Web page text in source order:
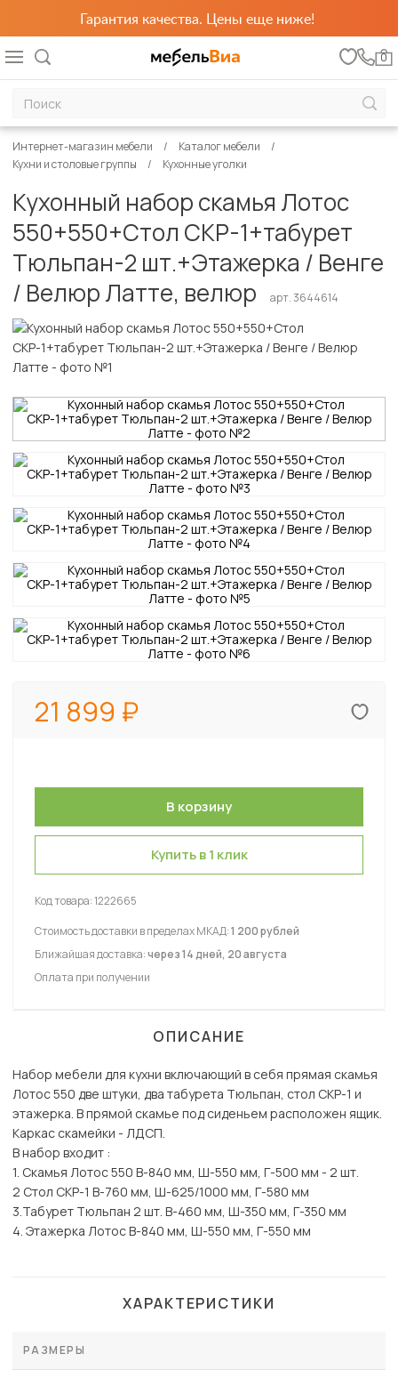
Гарантия качества. Цены еще ниже!
0
Интернет-магазин мебели
Каталог мебели
Кухни и столовые группы
Кухонные уголки
Кухонный набор скамья Лотос
550+550+Стол СКР-1+табурет
Тюльпан-2 шт.+Этажерка / Венге
/ Велюр Латте, велюр
арт. 3644614
21 899
Купить в 1 клик
Код товара:1222665
Стоимость доставки в пределах МКАД:1 200 рублей
Ближайшая доставка:через 14 дней, 20 августа
Оплата при получении
ОПИСАНИЕ
Набор мебели для кухни включающий в себя прямая скамья
Лотос 550 две штуки, два табурета Тюльпан, стол СКР-1 и
этажерка. В прямой скамье под сиденьем расположен ящик.
Каркас скамейки - ЛДСП.
В набор входит :
1. Скамья Лотос 550 В-840 мм, Ш-550 мм, Г-500 мм - 2 шт.
2 Стол СКР-1 В-760 мм, Ш-625/1000 мм, Г-580 мм
3.Табурет Тюльпан 2 шт. В-460 мм, Ш-350 мм, Г-350 мм
4. Этажерка Лотос В-840 мм, Ш-550 мм, Г-550 мм
ХАРАКТЕРИСТИКИ
РАЗМЕРЫ